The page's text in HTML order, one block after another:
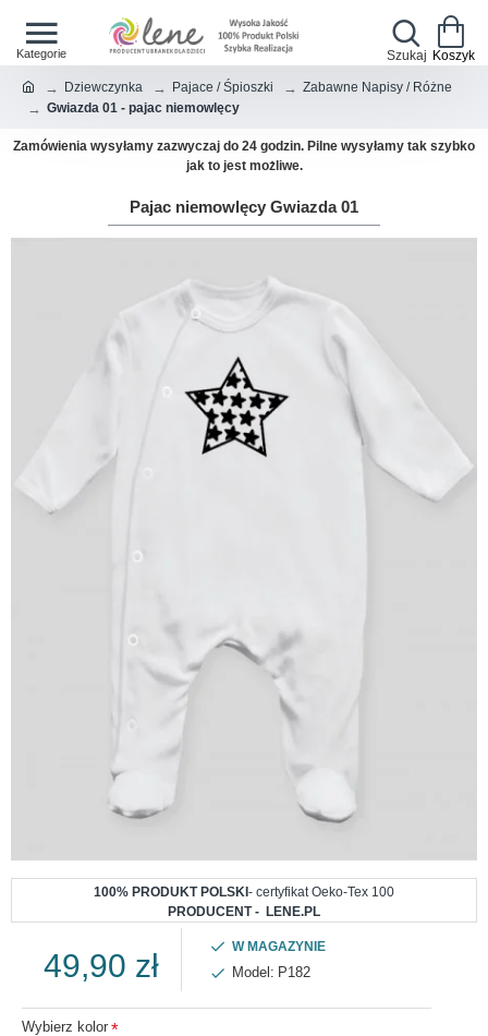
Dziewczynka Pajace / Śpioszki
Zabawne Napisy / Różne
Gwiazda 01 - pajac niemowlęcy
Zamówienia wysyłamy zazwyczaj do 24 godzin. Pilne wysyłamy tak szybko
jak to jest możliwe.
Pajac niemowlęcy Gwiazda 01
100% PRODUKT POLSKI- certyfikat Oeko-Tex 100
PRODUCENT - LENE.PL
49,90 zł
W MAGAZYNIE
Model: P182
Wybierz kolor